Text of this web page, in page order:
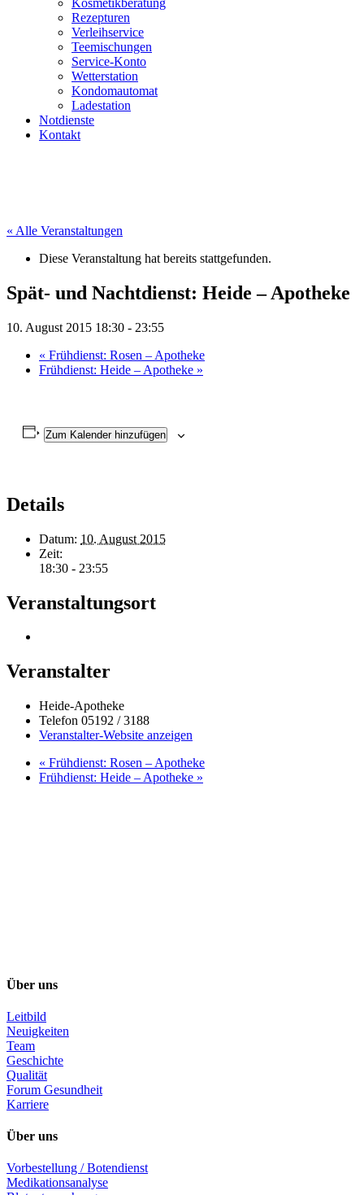
Kosmetikberatung
Rezepturen
Verleihservice
Teemischungen
Service-Konto
Wetterstation
Kondomautomat
Ladestation
Notdienste
Kontakt
« Alle Veranstaltungen
Diese Veranstaltung hat bereits stattgefunden.
Spät- und Nachtdienst: Heide – Apotheke
10. August 2015 18:30 - 23:55
« Frühdienst: Rosen – Apotheke
Frühdienst: Heide – Apotheke »
Zum Kalender hinzufügen
Details
Datum: 10. August 2015
Zeit:
18:30 - 23:55
Veranstaltungsort
Veranstalter
Heide-Apotheke
Telefon 05192 / 3188
Veranstalter-Website anzeigen
« Frühdienst: Rosen – Apotheke
Frühdienst: Heide – Apotheke »
Über uns
Leitbild
Neuigkeiten
Team
Geschichte
Qualität
Forum Gesundheit
Karriere
Über uns
Vorbestellung / Botendienst
Medikationsanalyse